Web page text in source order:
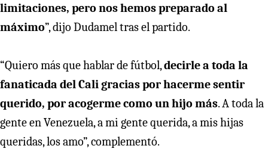
limitaciones, pero nos hemos preparado al
máximo”, dijo Dudamel tras el partido.
“Quiero más que hablar de fútbol,decirle a toda la
fanaticada del Cali gracias por hacerme sentir
querido, por acogerme como un hijo más. A toda la
gente en Venezuela, a mi gente querida, a mis hijas
queridas, los amo”, complementó.